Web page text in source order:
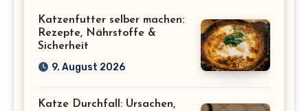
Katzenfutter selber machen:
Rezepte, Nährstoffe &
Sicherheit
9. August 2026
Katze Durchfall: Ursachen,